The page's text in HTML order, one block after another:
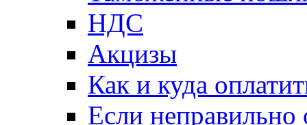
НДС
Акцизы
Как и куда
Если неправильно